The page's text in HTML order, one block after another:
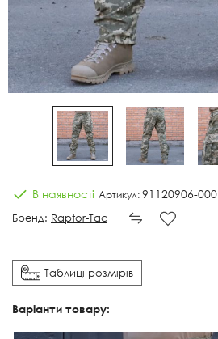
В наявності Артикул: 91120906-000
Бренд: Raptor-Tac
Таблиці розмірів
Варіанти товару: